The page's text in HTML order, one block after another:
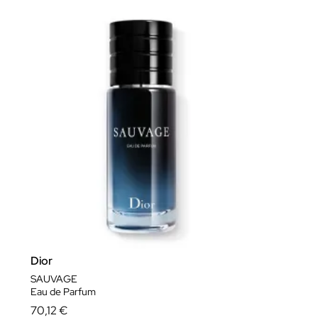
Dior
SAUVAGE
Eau de Parfum
70,12 €